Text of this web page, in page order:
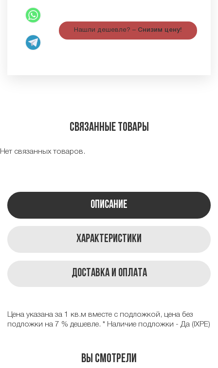
Нашли дешевле? – Снизим цену!
Связанные товары
Нет связанных товаров.
Описание
Характеристики
Доставка и оплата
Цена указана за 1 кв.м вместе с подложкой, цена без
подложки на 7 % дешевле. * Наличие подложки - Да (IXPE)
Вы смотрели